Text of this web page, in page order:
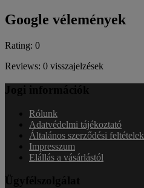
Google vélemények
Rating: 0
Reviews: 0 visszajelzések
Jogi információk
Rólunk
Adatvédelmi tájékoztató
Általános szerződési feltételek
Impresszum
Elállás a vásárlástól
Ügyfélszolgálat